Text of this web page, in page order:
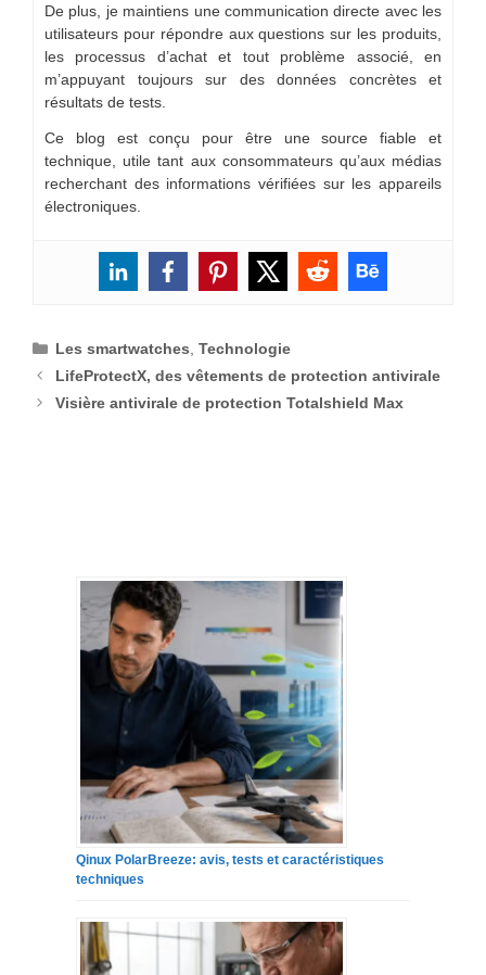
De plus, je maintiens une communication directe avec les
utilisateurs pour répondre aux questions sur les produits,
les processus d’achat et tout problème associé, en
m’appuyant toujours sur des données concrètes et
résultats de tests.
Ce blog est conçu pour être une source fiable et
technique, utile tant aux consommateurs qu’aux médias
recherchant des informations vérifiées sur les appareils
électroniques.
Catégories
Les smartwatches ,Technologie
LifeProtectX, des vêtements de protection antivirale
Visière antivirale de protection Totalshield Max
Qinux PolarBreeze: avis, tests et caractéristiques
techniques